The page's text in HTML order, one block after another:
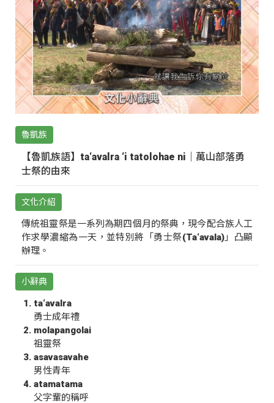
魯凱族
【魯凱族語】ta‘avalra ‘i tatolohae ni｜萬山部落勇
士祭的由來
文化介紹
傳統祖靈祭是一系列為期四個月的祭典，現今配合族人工
作求學濃縮為一天，並特別將「勇士祭(Ta‘avala)」凸顯
辦理。
小辭典
ta‘avalra
勇士成年禮
molapangolai
祖靈祭
asavasavahe
男性青年
atamatama
父字輩的稱呼